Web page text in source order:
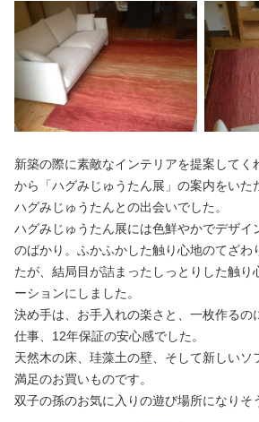
新築の際に素敵なインテリアを提案してく
から「ハグみじゅうたん展」の案内をい
ハグみじゅうたんとの出会いでした。
ハグみじゅうたん展には色鮮やかでデザイ
のばかり。ふかふかした触り心地のてざわ
たが、結局目が詰まったしっとりした触り
ーションにしました。
決め手は、お手入れの楽さと、一枚作るの
仕事、12年保証の安心感でした。
天然木の床、珪藻土の壁、そして新しいソ
満足のお買いものです。
双子の孫のお気に入りの遊び場所になりそ